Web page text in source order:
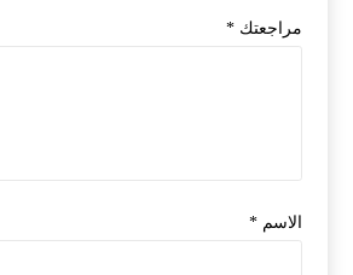
مراجعتك *
الاسم *